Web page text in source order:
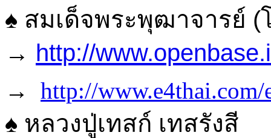
♠ สมเด็จพระพุฒาจารย์ (
→ http://
→ http://www.e4thai.com/
♠ หลวงปู่เทสก์ เทสรังสี